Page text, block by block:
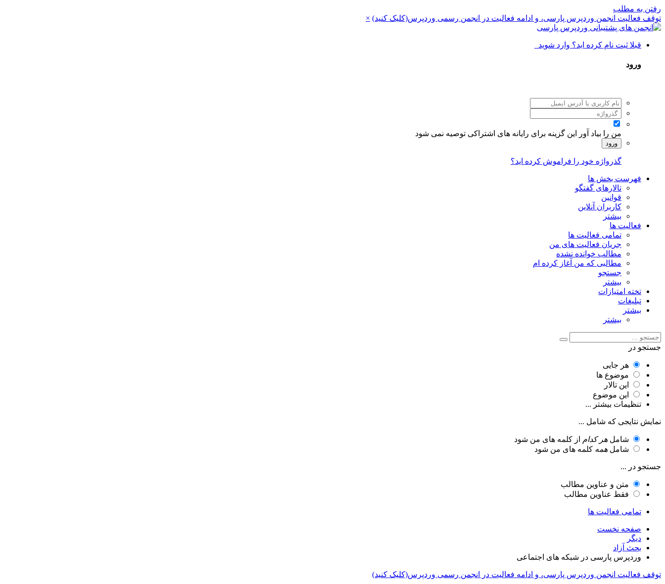
رفتن به مطلب
توقف فعالیت انجمن وردپرس پارسی، و ادامه فعالیت در انجمن رسمی وردپرس(کلیک کنید) ×
قبلا ثبت نام کرده اید؟ وارد شوید
ورود
من را بیاد آور این گزینه برای رایانه های اشتراکی توصیه نمی شود
ورود
گذرواژه خود را فراموش کرده اید؟
فهرست بخش ها
تالارهای گفتگو
قوانین
کاربران آنلاین
بیشتر
فعالیت ها
تمامی فعالیت ها
جریان فعالیت های من
مطالب خوانده نشده
مطالبی که من آغاز کرده ام
جستجو
بیشتر
تخته امتیازات
تبلیغات
بیشتر
بیشتر
جستجو در
هر جایی
موضوع ها
این تالار
این موضوع
تنظیمات بیشتر ...
نمایش نتایجی که شامل ...
شامل هر کدام از کلمه های من شود
شامل همه کلمه های من شود
جستجو در ...
متن و عناوین مطالب
فقط عناوین مطالب
تمامی فعالیت ها
صفحه نخست
دیگر
بحث آزاد
وردپرس پارسی در شبکه های اجتماعی
توقف فعالیت انجمن وردپرس پارسی، و ادامه فعالیت در انجمن رسمی وردپرس(کلیک کنید)